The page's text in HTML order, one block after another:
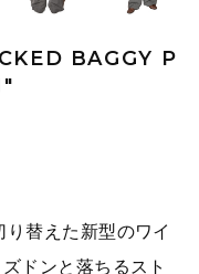
BAGGY P
"
り替えた新型のワイ
ドンと落ちるスト